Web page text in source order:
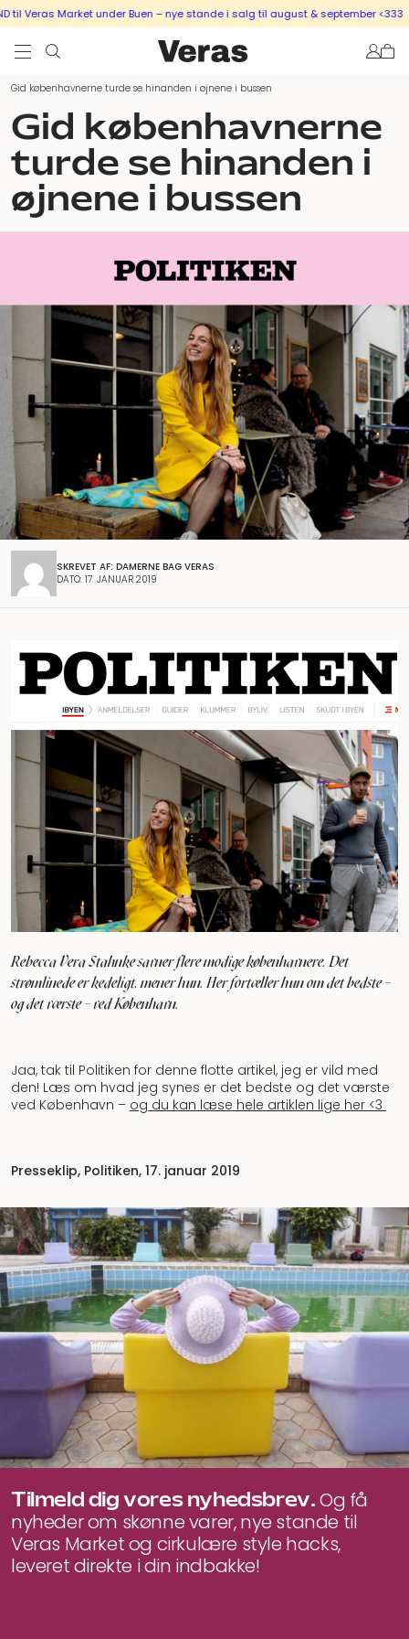
til Veras Market under Buen – nye stande i salg til august & september <333
Gid københavnerne turde se hinanden i øjnene i bussen
Gid københavnerne
turde se hinanden i
øjnene i bussen
SKREVET AF: DAMERNE BAG VERAS
DATO: 17. JANUAR 2019
Rebecca Vera Stahnke savner flere modige københavnere. Det
strømlinede er kedeligt, mener hun. Her fortæller hun om det bedste –
og det værste – ved København.
Jaa, tak til Politiken for denne flotte artikel, jeg er vild med
den! Læs om hvad jeg synes er det bedste og det værste
ved København – og du kan læse hele artiklen lige her <3
Presseklip, Politiken, 17. januar 2019
Tilmeld dig vores nyhedsbrev.Og få
nyheder om skønne varer, nye stande til
Veras Market og cirkulære style hacks,
leveret direkte i din indbakke!